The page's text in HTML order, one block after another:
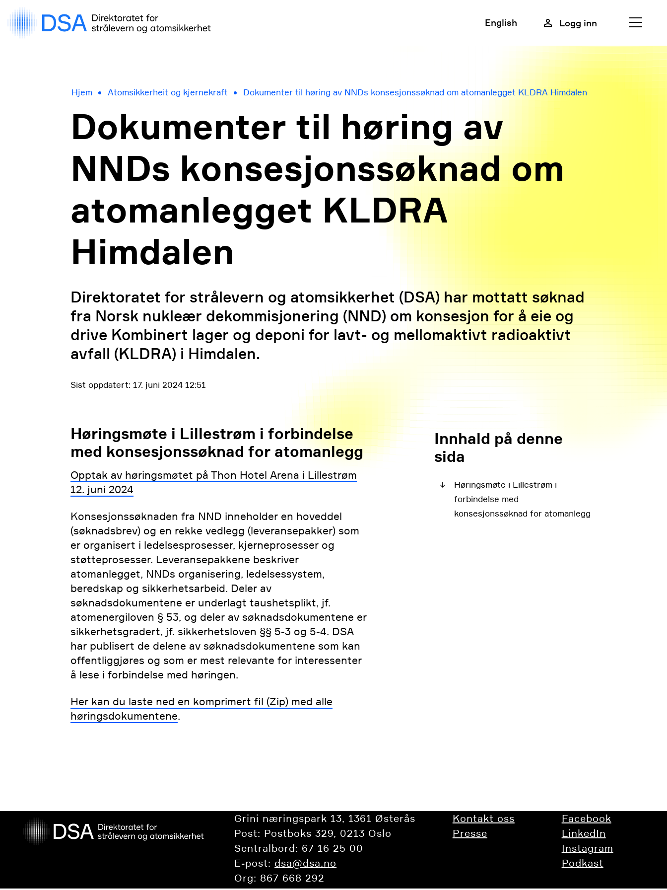
rett
English Logg inn
Meny
Hjem Atomsikkerheit og kjernekraft Dokumenter til høring av NNDs konsesjonssøknad om atomanlegget KLDRA Himdalen
Dokumenter til høring av
NNDs konsesjonssøknad om
atomanlegget KLDRA
Himdalen
Direktoratet for strålevern og atomsikkerhet (DSA) har mottatt søknad
fra Norsk nukleær dekommisjonering (NND) om konsesjon for å eie og
drive Kombinert lager og deponi for lavt- og mellomaktivt radioaktivt
avfall (KLDRA) i Himdalen.
Sist oppdatert: 17. juni 2024 12:51
Høringsmøte i Lillestrøm i forbindelse
med konsesjonssøknad for atomanlegg
Opptak av høringsmøtet på Thon Hotel Arena i Lillestrøm
12. juni 2024
Konsesjonssøknaden fra NND inneholder en hoveddel
(søknadsbrev) og en rekke vedlegg (leveransepakker) som
er organisert i ledelsesprosesser, kjerneprosesser og
støtteprosesser. Leveransepakkene beskriver
atomanlegget, NNDs organisering, ledelsessystem,
beredskap og sikkerhetsarbeid. Deler av
søknadsdokumentene er underlagt taushetsplikt, jf.
atomenergiloven § 53, og deler av søknadsdokumentene er
sikkerhetsgradert, jf. sikkerhetsloven §§ 5-3 og 5-4. DSA
har publisert de delene av søknadsdokumentene som kan
offentliggjøres og som er mest relevante for interessenter
å lese i forbindelse med høringen.
Her kan du laste ned en komprimert fil (Zip) med alle
høringsdokumentene.
Innhald på denne
sida
↓
Høringsmøte i Lillestrøm i
forbindelse med
konsesjonssøknad for atomanlegg
Grini næringspark 13, 1361 Østerås
Post: Postboks 329, 0213 Oslo
Sentralbord: 67 16 25 00
E-post: dsa@dsa.no
Org: 867 668 292
​​​​​​Kontakt oss
Presse
Facebook
LinkedIn
Instagram
Podkast